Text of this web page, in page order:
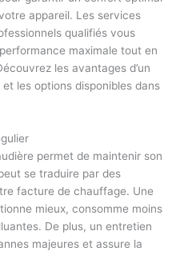
appareil. Les services
qualifiés vous
maximale tout en
les avantages d’un
les options disponibles dans
permet de maintenir son
se traduire par des
facture de chauffage. Une
mieux, consomme moins
De plus, un entretien
majeures et assure la